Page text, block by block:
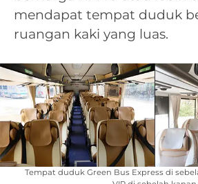
mendapat tempat duduk
ruangan kaki yang luas.
Tempat duduk Green Bus Express di